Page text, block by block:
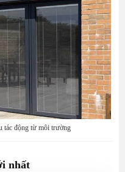
tác động từ môi trường
nhất